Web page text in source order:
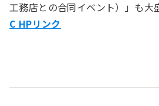
工務店との合同イベント）」も
C HPリンク